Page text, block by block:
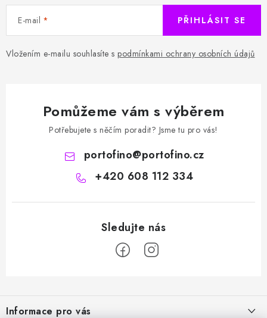
E-mail
Vložením e-mailu souhlasíte s podmínkami ochrany osobních údajů
PŘIHLÁSIT SE
Pomůžeme vám s výběrem
Potřebujete s něčím poradit? Jsme tu pro vás!
portofino@portofino.cz
+420 608 112 334
Informace pro vás